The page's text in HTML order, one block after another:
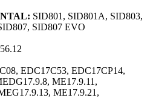
SID801, SID801A, SID803,
SID807 EVO
EDC17C53, EDC17CP14,
ME17.9.11,
ME17.9.21,